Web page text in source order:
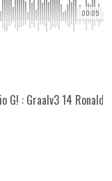
00:05
G! : Graalv3 14 Ronald